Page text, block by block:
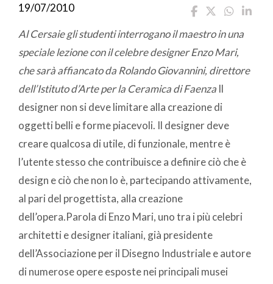
19/07/2010
Al Cersaie gli studenti interrogano il maestro in una
speciale lezione con il celebre designer Enzo Mari,
che sarà affiancato da Rolando Giovannini, direttore
dell’Istituto d’Arte per la Ceramica di Faenza Il
designer non si deve limitare alla creazione di
oggetti belli e forme piacevoli. Il designer deve
creare qualcosa di utile, di funzionale, mentre è
l’utente stesso che contribuisce a definire ciò che è
design e ciò che non lo è, partecipando attivamente,
al pari del progettista, alla creazione
dell’opera.Parola di Enzo Mari, uno tra i più celebri
architetti e designer italiani, già presidente
dell’Associazione per il Disegno Industriale e autore
di numerose opere esposte nei principali musei